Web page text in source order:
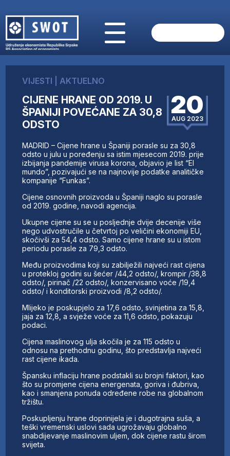
O NAMA
AKTUELNO
ANALIZE
KOMPANIJE
FINANSIJE
IZ STRANIH MEDIJA
AKTIVNOSTI
SWOT INTERVJU
UČLANI SE
KONTAKT
VIJESTI AKTUELNO
CIJENE HRANE OD 2019. U
ŠPANIJI POVEĆANE ZA 30,8
ODSTO
20
AUG 2023
MADRID – Cijene hrane u Španiji porasle su za 30,8
odsto u julu u poređenju sa istim mjesecom 2019. prije
izbijanja pandemije virusa korona, objavio je list “El
mundo”, pozivajući se na najnovije podatke analitičke
kompanije “Funkas”.
Cijene osnovnih proizvoda u Španiji naglo su porasle
od 2019. godine, navodi agencija.
Ukupne cijene su se u posljednje dvije decenije više
nego udvostručile u četvrtoj po veličini ekonomiji EU,
skočivši za 54,4 odsto. Samo cijene hrane su u istom
periodu porasle za 79,3 odsto.
Među proizvodima koji su zabilježili najveći rast cijena
u protekloj godini su šećer /44,2 odsto/, krompir /38,8
odsto/, pirinač /22 odsto/, konzervisano voće /19,4
odsto/ i konditorski proizvodi /8,2 odsto/.
Mlijeko je poskupjelo za 17,6 odsto, svinjetina za 15,8,
jaja za 12,8, a svježe voće za 11,6 odsto, pokazuju
podaci.
Cijena maslinovog ulja skočila je za 115 odsto u
odnosu na prethodnu godinu, što predstavlja najveći
rast cijene ikada.
Špansku inflaciju hrane podstakli su brojni faktori, kao
što su promjene cijena energenata, goriva i đubriva,
kao i smanjena ponuda određene robe na globalnom
tržištu.
Poskupljenju hrane doprinijela je i dugotrajna suša, a
teški vremenski uslovi sada ugrožavaju globalno
snabdijevanje maslinovim uljem, dok cijene rastu širom
svijeta.